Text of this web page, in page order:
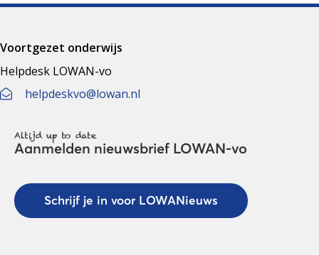
Voortgezet onderwijs
Helpdesk LOWAN-vo
helpdeskvo@lowan.nl
Altijd up to date
Aanmelden nieuwsbrief LOWAN-vo
Schrijf je in voor LOWANieuws